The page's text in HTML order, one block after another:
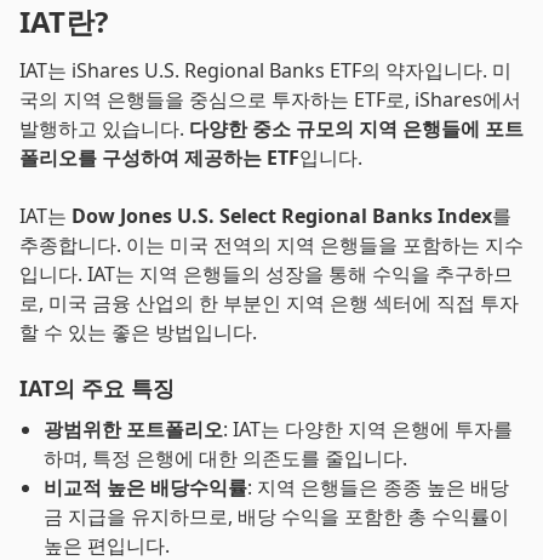
IAT란?
IAT는 iShares U.S. Regional Banks ETF의 약자입니다. 미
국의 지역 은행들을 중심으로 투자하는 ETF로, iShares에서
발행하고 있습니다. 다양한 중소 규모의 지역 은행들에 포트
폴리오를 구성하여 제공하는 ETF입니다.
IAT는 Dow Jones U.S. Select Regional Banks Index를
추종합니다. 이는 미국 전역의 지역 은행들을 포함하는 지수
입니다. IAT는 지역 은행들의 성장을 통해 수익을 추구하므
로, 미국 금융 산업의 한 부분인 지역 은행 섹터에 직접 투자
할 수 있는 좋은 방법입니다.
IAT의 주요 특징
광범위한 포트폴리오: IAT는 다양한 지역 은행에 투자를
하며, 특정 은행에 대한 의존도를 줄입니다.
비교적 높은 배당수익률: 지역 은행들은 종종 높은 배당
금 지급을 유지하므로, 배당 수익을 포함한 총 수익률이
높은 편입니다.